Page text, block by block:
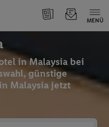
MENÜ
in Malaysia bei
günstige
Malaysia jetzt